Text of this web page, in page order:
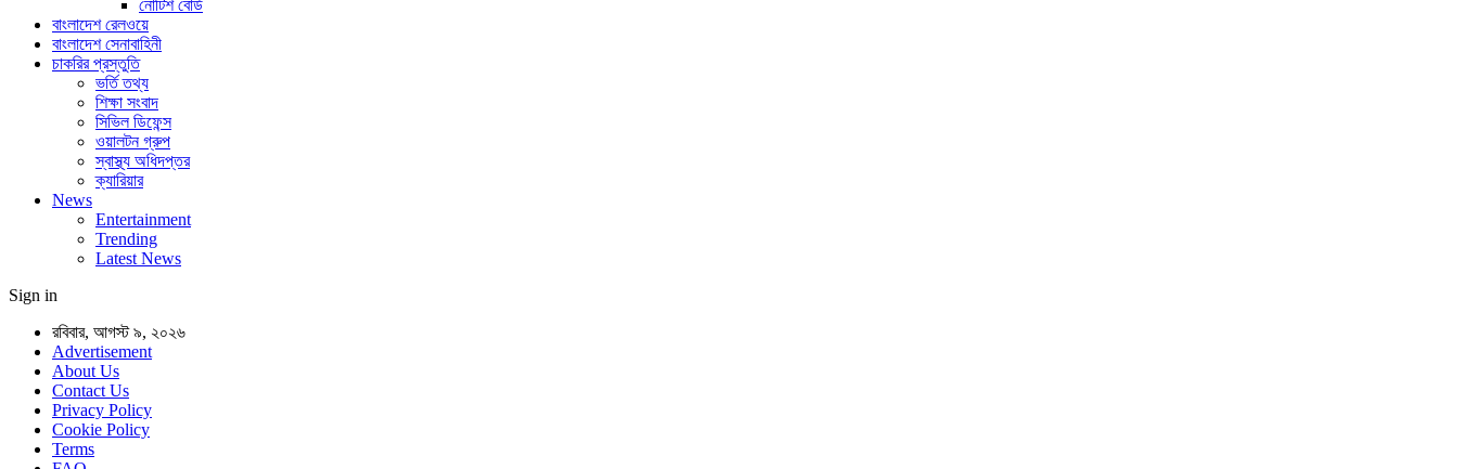
নোটিশ বোর্ড
বাংলাদেশ রেলওয়ে
বাংলাদেশ সেনাবাহিনী
চাকরির প্রস্তুতি
ভর্তি তথ্য
শিক্ষা সংবাদ
সিভিল ডিফেন্স
ওয়ালটন গ্রুপ
স্বাস্থ্য অধিদপ্তর
ক্যারিয়ার
News
Entertainment
Trending
Latest News
Sign in
রবিবার, আগস্ট ৯, ২০২৬
Advertisement
About Us
Contact Us
Privacy Policy
Cookie Policy
Terms